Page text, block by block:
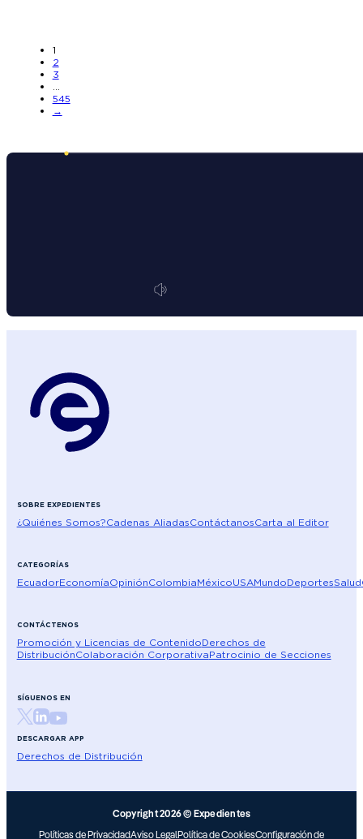
1
2
3
545
→
SOBRE EXPEDIENTES
¿Quiénes Somos?Cadenas AliadasContáctanosCarta al Editor
CATEGORÍAS
EcuadorEconomíaOpiniónColombiaMéxicoUSAMundoDeportesSalud
CONTÁCTENOS
Promoción y Licencias de ContenidoDerechos de
DistribuciónColaboración CorporativaPatrocinio de Secciones
SÍGUENOS EN
DESCARGAR APP
Derechos de Distribución
Copyright 2026 © Expedientes
Políticas de PrivacidadAviso LegalPolítica de CookiesConfiguración de